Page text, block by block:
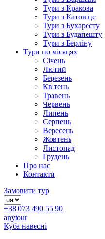
Тури з Кракова
Тури з Катовіце
Тури з Бухаресту
Тури з Будапешту
Тури з Берліну
Тури по місяцях
Січень
Лютий
Березень
Квітень
Травень
Червень
Липень
Серпень
Вересень
Жовтень
Листопад
Грудень
Про нас
Контакти
Замовити тур
+38 073 490 55 90
anytour
Куба навесні